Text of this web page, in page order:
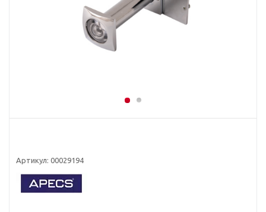
Артикул: 00029194